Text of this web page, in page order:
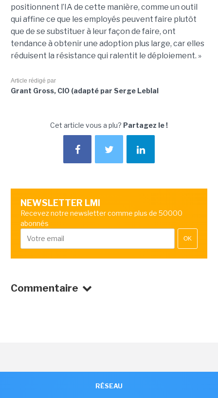
positionnent l’IA de cette manière, comme un outil
qui affine ce que les employés peuvent faire plutôt
que de se substituer à leur façon de faire, ont
tendance à obtenir une adoption plus large, car elles
réduisent la résistance qui ralentit le déploiement. »
Article rédigé par
Grant Gross, CIO (adapté par Serge Leblal
Cet article vous a plu? Partagez le !
NEWSLETTER LMI
Recevez notre newsletter comme plus de 50000
abonnés
OK
Commentaire
RÉSEAU